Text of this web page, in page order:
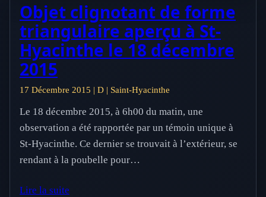
Objet clignotant de forme
triangulaire aperçu à St-
Hyacinthe le 18 décembre
2015
17 Décembre 2015 | D | Saint-Hyacinthe
Le 18 décembre 2015, à 6h00 du matin, une
observation a été rapportée par un témoin unique à
St-Hyacinthe. Ce dernier se trouvait à l’extérieur, se
rendant à la poubelle pour…
Lire la suite